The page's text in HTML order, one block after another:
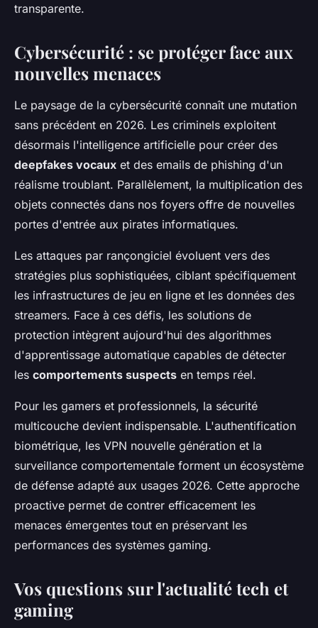
transparente.
Cybersécurité : se protéger face aux
nouvelles menaces
Le paysage de la cybersécurité connaît une mutation
sans précédent en 2026. Les criminels exploitent
désormais l'intelligence artificielle pour créer des
deepfakes vocaux et des emails de phishing d'un
réalisme troublant. Parallèlement, la multiplication des
objets connectés dans nos foyers offre de nouvelles
portes d'entrée aux pirates informatiques.
Les attaques par rançongiciel évoluent vers des
stratégies plus sophistiquées, ciblant spécifiquement
les infrastructures de jeu en ligne et les données des
streamers. Face à ces défis, les solutions de
protection intègrent aujourd'hui des algorithmes
d'apprentissage automatique capables de détecter
les comportements suspects en temps réel.
Pour les gamers et professionnels, la sécurité
multicouche devient indispensable. L'authentification
biométrique, les VPN nouvelle génération et la
surveillance comportementale forment un écosystème
de défense adapté aux usages 2026. Cette approche
proactive permet de contrer efficacement les
menaces émergentes tout en préservant les
performances des systèmes gaming.
Vos questions sur l'actualité tech et
gaming